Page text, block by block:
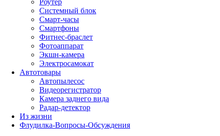
Роутер
Системный блок
Смарт-часы
Смартфоны
Фитнес-браслет
Фотоаппарат
Экшн-камера
Электросамокат
Автотовары
Автопылесос
Видеорегистратор
Камера заднего вида
Радар-детектор
Из жизни
Флудилка-Вопросы-Обсуждения